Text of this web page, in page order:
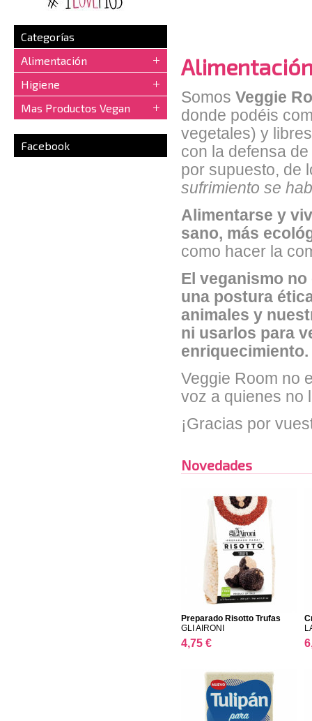
Categorías
Alimentación
Higiene
Mas Productos Vegan
Facebook
Somos Veggie
donde podéis
vegetales) y
con la defensa
por supuesto, de
sufrimiento se
Alimentarse y
sano, más
como hacer la
El veganismo
una postura
animales y
ni usarlos para
enriquecimiento.
Veggie Room no
voz a quienes no
¡Gracias por
Novedades
Preparado Risotto Trufas
GLI AIRONI
4,75 €